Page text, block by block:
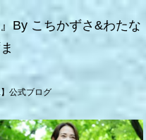
By こちかずさ&わたな
公式ブログ